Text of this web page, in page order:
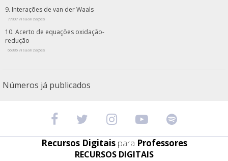
Interações de van der Waals
77807 visualizações
Acerto de equações oxidação-
redução
66386 visualizações
Números já publicados
Recursos Digitais para Professores
RECURSOS DIGITAIS